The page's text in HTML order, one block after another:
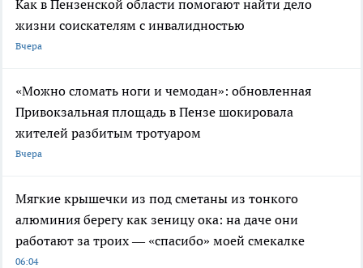
Как в Пензенской области помогают найти дело
жизни соискателям с инвалидностью
Вчера
«Можно сломать ноги и чемодан»: обновленная
Привокзальная площадь в Пензе шокировала
жителей разбитым тротуаром
Вчера
Мягкие крышечки из под сметаны из тонкого
алюминия берегу как зеницу ока: на даче они
работают за троих — «спасибо» моей смекалке
06:04